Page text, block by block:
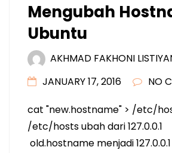
Mengubah
Ubuntu
AKHMAD FAKHONI
JANUARY 17, 2016
NO
cat "new.hostname" > /etc/
/etc/hosts ubah dari
old.hostname menjadi